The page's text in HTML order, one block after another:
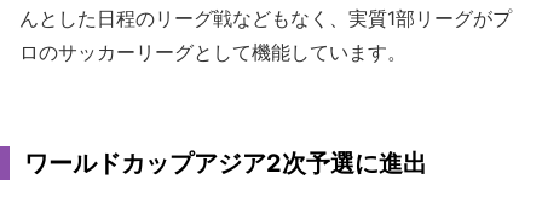
んとした日程のリーグ戦などもなく、実質1部リーグがプ
ロのサッカーリーグとして機能しています。
ワールドカップアジア2次予選に進出